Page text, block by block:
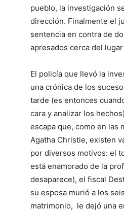
pueblo, la investigación
dirección. Finalmente el
sentencia en contra de
apresados cerca del
El policía que llevó la
una crónica de los
tarde (es entonces
cara y analizar los
escapa que, como en las
Agatha Christie, existen
por diversos motivos: el
está enamorado de la
desaparece), el fiscal
su esposa murió a los
matrimonio, le dejó una